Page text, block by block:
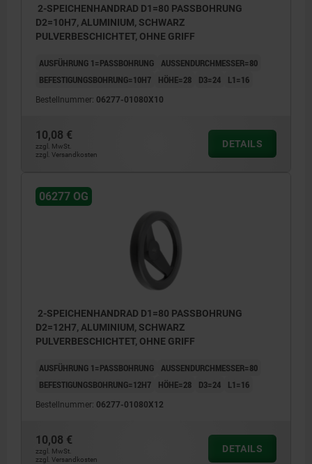
2-SPEICHENHANDRAD D1=80 PASSBOHRUNG
D2=10H7, ALUMINIUM, SCHWARZ
PULVERBESCHICHTET, OHNE GRIFF
AUSFÜHRUNG 1=PASSBOHRUNG AUSSENDURCHMESSER=80
BEFESTIGUNGSBOHRUNG=10H7
HÖHE=28 D3=24 L1=16
Bestellnummer: 06277-01080X10
10,08 €
zzgl. MwSt.
zzgl. Versandkosten
DETAILS
06277 OG
2-SPEICHENHANDRAD D1=80 PASSBOHRUNG
D2=12H7, ALUMINIUM, SCHWARZ
PULVERBESCHICHTET, OHNE GRIFF
AUSFÜHRUNG 1=PASSBOHRUNG AUSSENDURCHMESSER=80
BEFESTIGUNGSBOHRUNG=12H7
HÖHE=28 D3=24 L1=16
Bestellnummer: 06277-01080X12
10,08 €
zzgl. MwSt.
zzgl. Versandkosten
DETAILS